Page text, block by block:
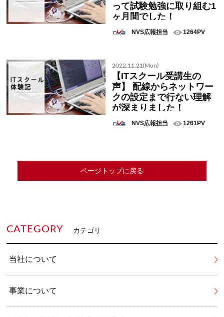
って試験勉強に取り組む1
ヶ月間でした！
NVS広報担当 1264PV
2022.11.21(Mon)
【ITスクール受講生の
声】 配線からネットワー
クの設定まで行ない理解
が深まりました！
NVS広報担当 1261PV
ページトップに戻る
CATEGORY カテゴリ
当社について
事業について